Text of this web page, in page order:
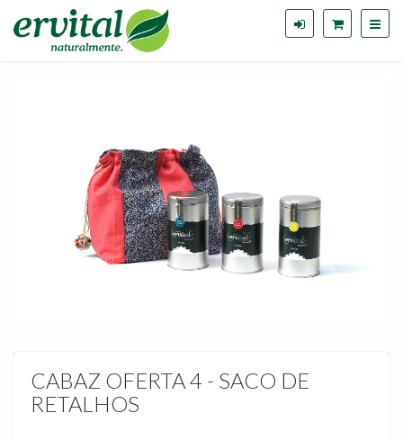
CABAZ OFERTA 4 - SACO DE
RETALHOS